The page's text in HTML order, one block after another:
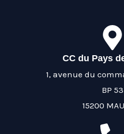
CC du Pays
1, avenue du
BP 53
15200